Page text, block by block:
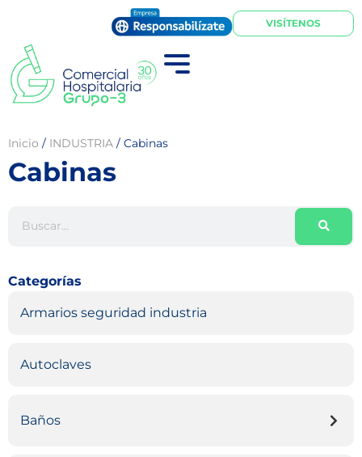
VISÍTENOS
Inicio / INDUSTRIA / Cabinas
Cabinas
Categorías
Armarios seguridad industria
Autoclaves
Baños